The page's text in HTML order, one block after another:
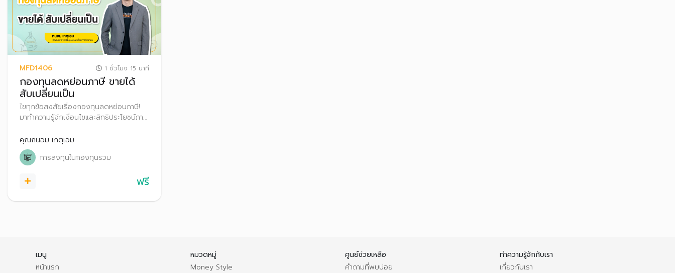
MFD1406 1 ชั่วโมง 15 นาที
กองทุนลดหย่อนภาษี ขายได้
สับเปลี่ยนเป็น
ไขทุกข้อสงสัยเรื่องกองทุนลดหย่อนภาษี!
มาทำความรู้จักเงื่อนไขและสิทธิประโยชน์ภาษี
คุณถนอม เกตุเอม
การลงทุนในกองทุนรวม
ฟรี
เมนู
หน้าแรก
หมวดหมู่
Money Style
ศูนย์ช่วยเหลือ
คำถามที่พบบ่อย
ทำความรู้จักกับเรา
เกี่ยวกับเรา